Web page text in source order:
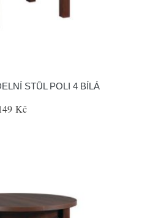
STŮL POLI 4 BÍLÁ
Kč